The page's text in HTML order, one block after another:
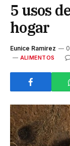
5 usos
hogar
Eunice Ramirez
ALIMENTOS